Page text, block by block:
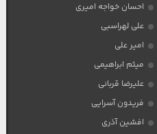
احسان خواجه امیری
علی لهراسبی
امیر علی
میثم ابراهیمی
علیرضا قربانی
فریدون آسرایی
افشین آذری